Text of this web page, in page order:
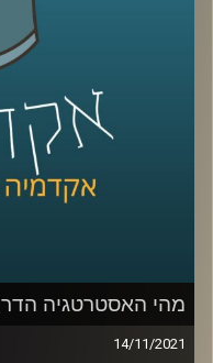
לקראת סיומו של חודש
האחרונות לחודש הקניות
הבלאק פריידי המיוחל)
מאוניברסיטת רייכמן,
שריפט מאוניברסיטת
שהתלבטנו אם לקנות
לשיחה עם ד"ר יונת
לשיחה עם ד"ר יונת
לחץ כאן
קרדיט תמונות:
מהי האסטרטגיה
14/11/2021